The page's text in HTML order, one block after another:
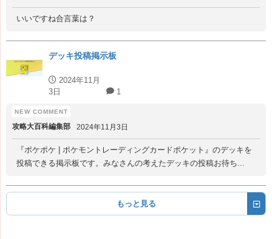
いいですね合言葉は？
デッキ投稿掲示板
2024年11月
3日
1
攻略大百科編集部 2024年11月3日
『ポケポケ | ポケモントレーディングカードポケット』のデッキを
投稿できる掲示板です。みなさんの考えたデッキの投稿お待ち...
もっと見る